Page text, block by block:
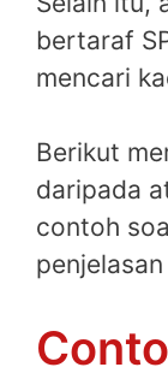
bertaraf
mencari
Berikut
daripada
contoh